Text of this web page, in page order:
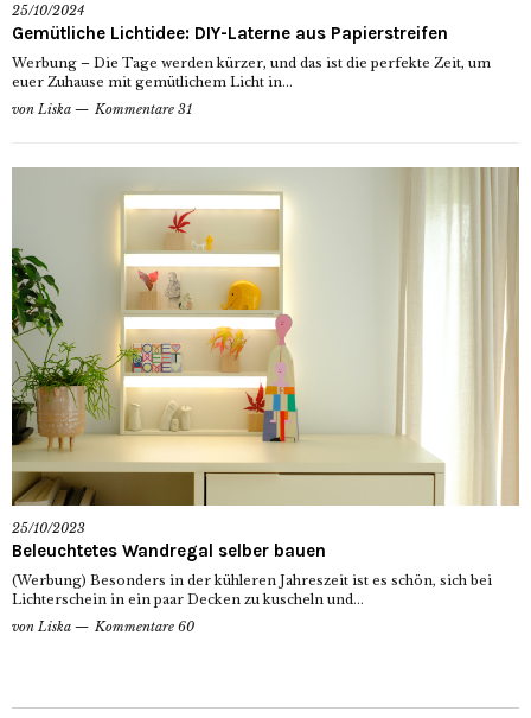
25/10/2024
Gemütliche Lichtidee: DIY-Laterne aus Papierstreifen
Werbung – Die Tage werden kürzer, und das ist die perfekte Zeit, um
euer Zuhause mit gemütlichem Licht in...
von Liska Kommentare 31
25/10/2023
Beleuchtetes Wandregal selber bauen
(Werbung) Besonders in der kühleren Jahreszeit ist es schön, sich bei
Lichterschein in ein paar Decken zu kuscheln und...
von Liska Kommentare 60